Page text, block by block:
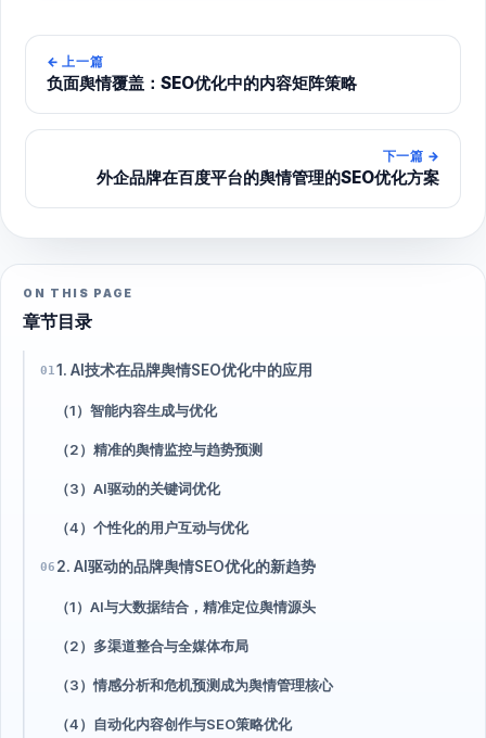
← 上一篇
负面舆情覆盖：SEO优化中的内容矩阵策略
下一篇 →
外企品牌在百度平台的舆情管理的SEO优化方案
ON THIS PAGE
章节目录
01 1. AI技术在品牌舆情SEO优化中的应用
（1）智能内容生成与优化
（2）精准的舆情监控与趋势预测
（3）AI驱动的关键词优化
（4）个性化的用户互动与优化
06 2. AI驱动的品牌舆情SEO优化的新趋势
（1）AI与大数据结合，精准定位舆情源头
（2）多渠道整合与全媒体布局
（3）情感分析和危机预测成为舆情管理核心
（4）自动化内容创作与SEO策略优化